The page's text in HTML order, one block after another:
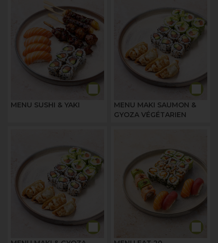
MENU SUSHI & YAKI
MENU MAKI SAUMON &
GYOZA VÉGÉTARIEN